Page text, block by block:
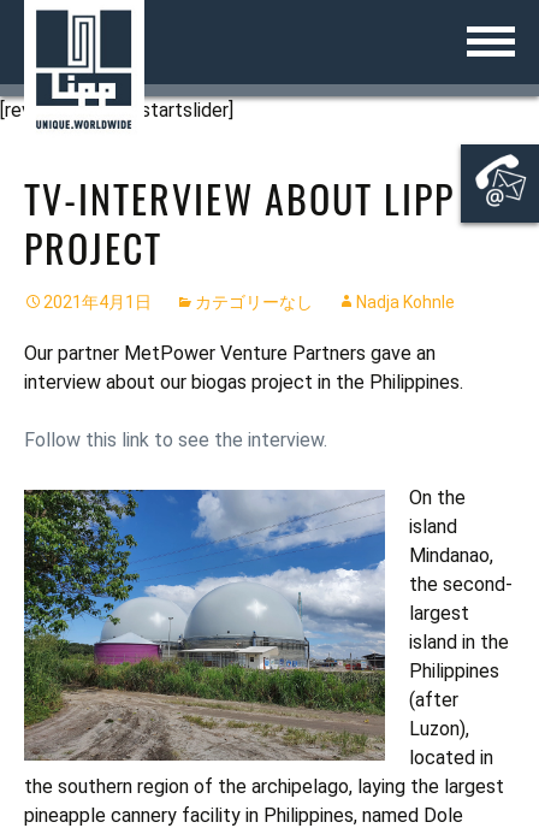
ご案内のページ
ZURÜCK
沿革
受賞歴
パートナープログラム
LIPPシステム
ZURÜCK
LIPP®-二重折り曲げ工法
LIPP® 溶接技術
LIPP® の使用部材
LIPP® 製品カタログ
タンク
ZURÜCK
液体貯蔵タンク
発酵槽
ZURÜCK
KOMBIO®
ユニバーサル発酵槽
ユニセントラルミックス発酵槽
ECO 発酵槽
二次発酵槽
液体肥料（消化液）タンク
ガスストレージ
貯蔵用サイロ
バッファー貯蔵タンク
特殊タンクとサイロ
ルーフとカバー
エネルギー資源作物サイロ
コンテナ改修
追加付属機器
システムソリューション
ZURÜCK
産業界
ZURÜCK
廃棄物の発酵
生産工場の廃水処理
生産工場プロセス水
産業界向け蓄熱タンク
大容量記憶装置
ガス貯蔵
地方自治体向けソリューション
ZURÜCK
地方自治体向け下水汚泥消化シス
テム
自治体向けの飲料水貯蔵
農業界向け製品
ZURÜCK
バイオガス
液体肥料（消化液）タンク
農場での穀物貯蔵
農作物サイレージ
バイオガスプラント
サービス
ZURÜCK
の協議と販売
の技術開発と建設
のサービスと検査
プロジェクト
接触
ニュース
ダウンロード
ビデオ
日本語
コ
テ
ン
ツ
ス
キ
ッ
プ
[rev_slider alias=startslider]
TV-INTERVIEW ABOUT LIPP
PROJECT
2021年4月1日 カテゴリーなし Nadja Kohnle
Our partner MetPower Venture Partners gave an
interview about our biogas project in the Philippines.
Follow this link to see the interview.
On the
island
Mindanao,
the second-
largest
island in the
Philippines
(after
Luzon),
located in
the southern region of the archipelago, laying the largest
pineapple cannery facility in Philippines, named Dole